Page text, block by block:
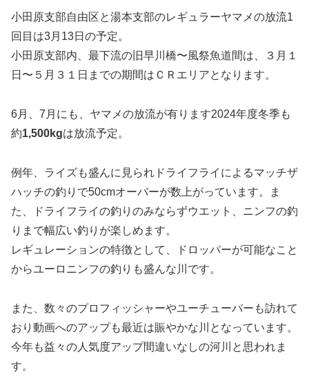
小田原支部自由区と湯本支部のレギュラーヤマメの放流1
回目は3月13日の予定。
小田原支部内、最下流の旧早川橋〜風祭魚道間は、３月１
日〜５月３１日までの期間はＣＲエリアとなります。
6月、7月にも、ヤマメの放流が有ります2024年度冬季も
約1,500kgは放流予定。
例年、ライズも盛んに見られドライフライによるマッチザ
ハッチの釣りで50cmオーバーが数上がっています。ま
た、ドライフライの釣りのみならずウエット、ニンフの釣
りまで幅広い釣りが楽しめます。
レギュレーションの特徴として、ドロッパーが可能なこと
からユーロニンフの釣りも盛んな川です。
また、数々のプロフィッシャーやユーチューバーも訪れて
おり動画へのアップも最近は賑やかな川となっています。
今年も益々の人気度アップ間違いなしの河川と思われま
す。